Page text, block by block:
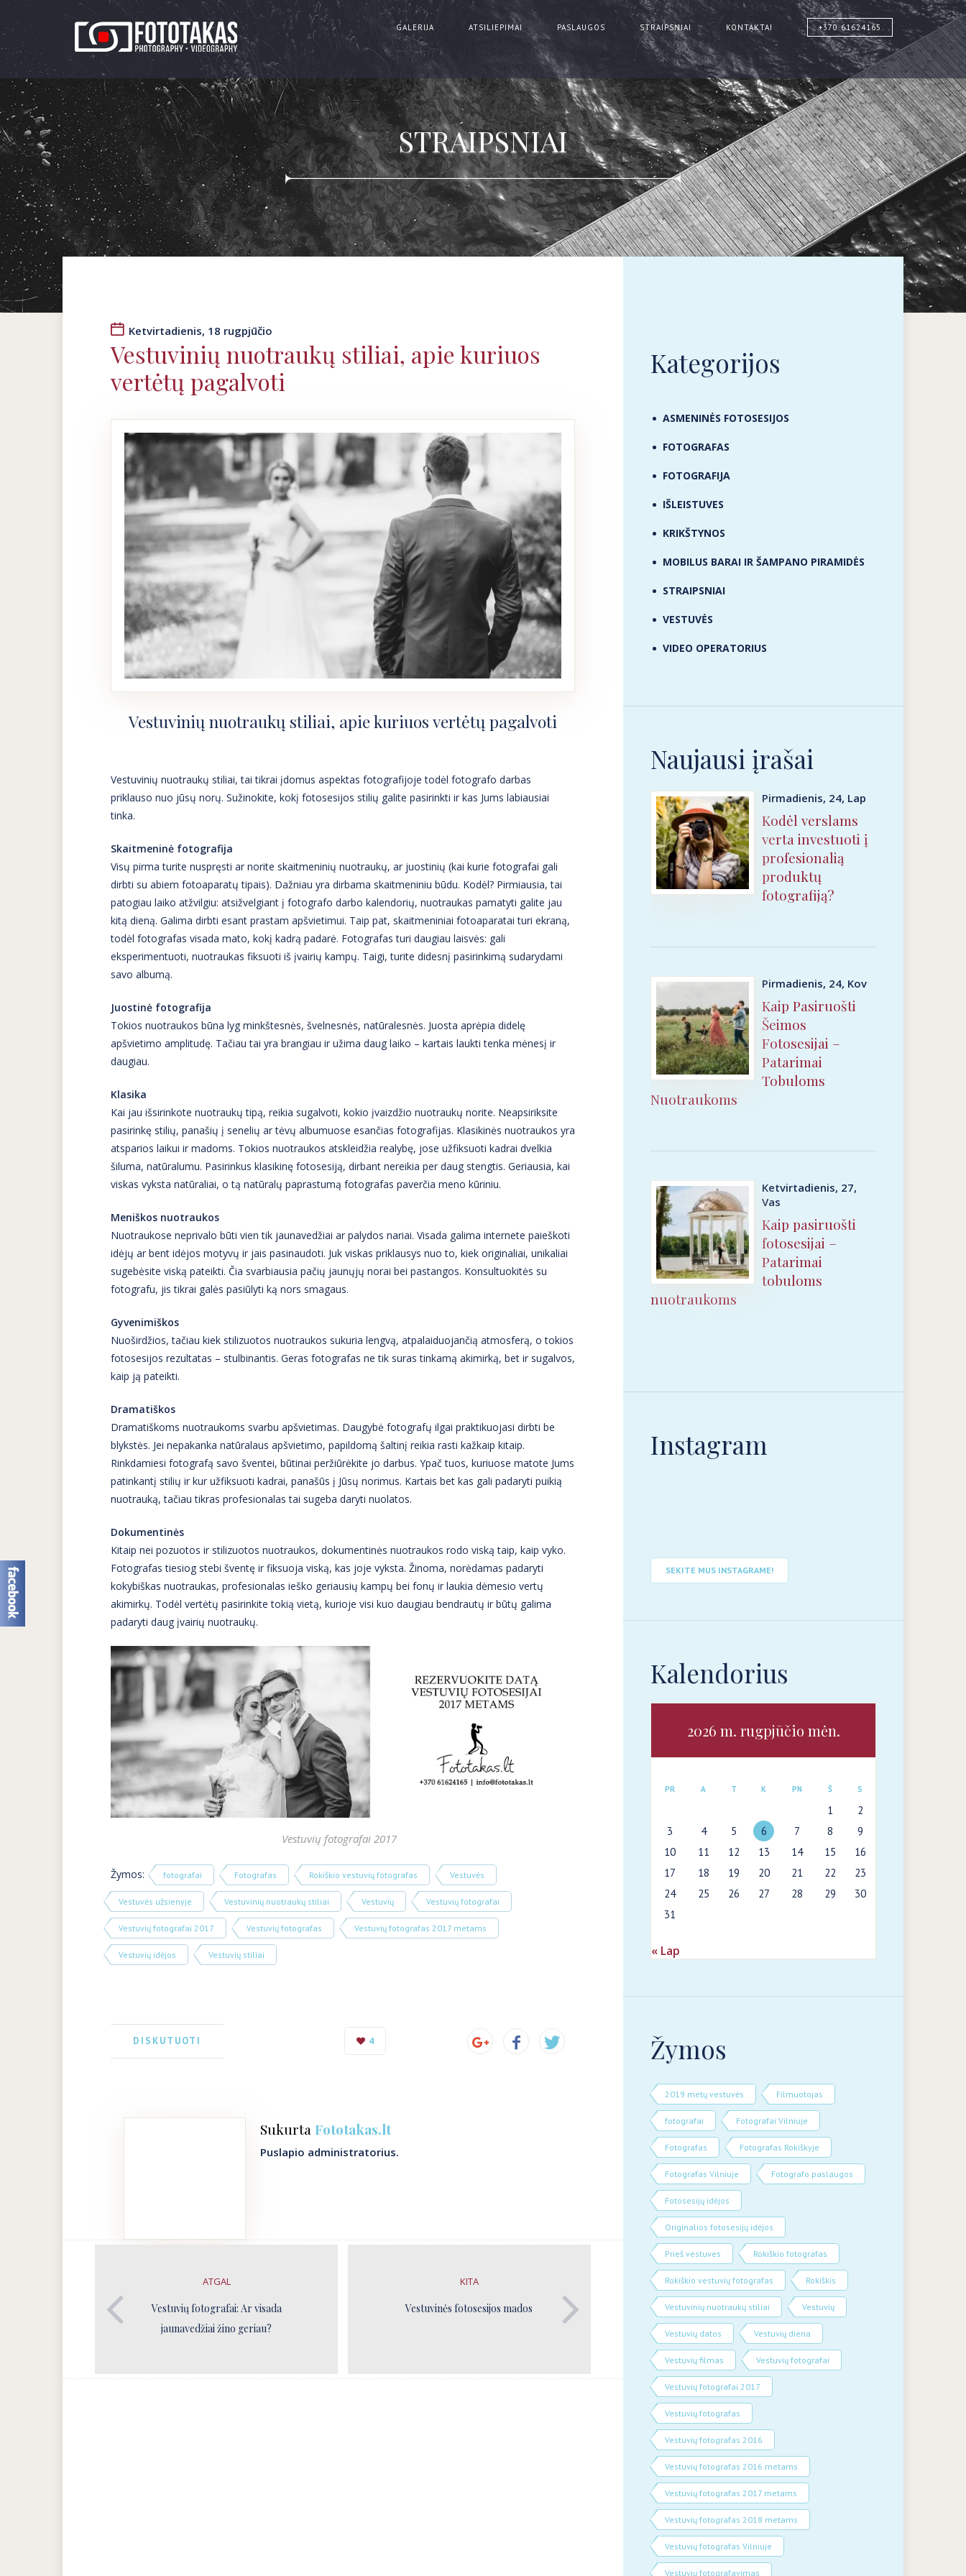
GALERIJA ATSILIEPIMAI PASLAUGOS STRAIPSNIAI KONTAKTAI +370 61624165
STRAIPSNIAI
Ketvirtadienis, 18 rugpjūčio
Vestuvinių nuotraukų stiliai, apie kuriuos
vertėtų pagalvoti
Vestuvinių nuotraukų stiliai, apie kuriuos vertėtų pagalvoti
Vestuvinių nuotraukų stiliai, tai tikrai įdomus aspektas fotografijoje todėl fotografo darbas
priklauso nuo jūsų norų. Sužinokite, kokį fotosesijos stilių galite pasirinkti ir kas Jums labiausiai
tinka.
Skaitmeninė fotografija
Visų pirma turite nuspręsti ar norite skaitmeninių nuotraukų, ar juostinių (kai kurie fotografai gali
dirbti su abiem fotoaparatų tipais). Dažniau yra dirbama skaitmeniniu būdu. Kodėl? Pirmiausia, tai
patogiau laiko atžvilgiu: atsižvelgiant į fotografo darbo kalendorių, nuotraukas pamatyti galite jau
kitą dieną. Galima dirbti esant prastam apšvietimui. Taip pat, skaitmeniniai fotoaparatai turi ekraną,
todėl fotografas visada mato, kokį kadrą padarė. Fotografas turi daugiau laisvės: gali
eksperimentuoti, nuotraukas fiksuoti iš įvairių kampų. Taigi, turite didesnį pasirinkimą sudarydami
savo albumą.
Juostinė fotografija
Tokios nuotraukos būna lyg minkštesnės, švelnesnės, natūralesnės. Juosta aprėpia didelę
apšvietimo amplitudę. Tačiau tai yra brangiau ir užima daug laiko – kartais laukti tenka mėnesį ir
daugiau.
Klasika
Kai jau išsirinkote nuotraukų tipą, reikia sugalvoti, kokio įvaizdžio nuotraukų norite. Neapsiriksite
pasirinkę stilių, panašių į senelių ar tėvų albumuose esančias fotografijas. Klasikinės nuotraukos yra
atsparios laikui ir madoms. Tokios nuotraukos atskleidžia realybę, jose užfiksuoti kadrai dvelkia
šiluma, natūralumu. Pasirinkus klasikinę fotosesiją, dirbant nereikia per daug stengtis. Geriausia, kai
viskas vyksta natūraliai, o tą natūralų paprastumą fotografas paverčia meno kūriniu.
Meniškos nuotraukos
Nuotraukose neprivalo būti vien tik jaunavedžiai ar palydos nariai. Visada galima internete paieškoti
idėjų ar bent idėjos motyvų ir jais pasinaudoti. Juk viskas priklausys nuo to, kiek originaliai, unikaliai
sugebėsite viską pateikti. Čia svarbiausia pačių jaunųjų norai bei pastangos. Konsultuokitės su
fotografu, jis tikrai galės pasiūlyti ką nors smagaus.
Gyvenimiškos
Nuoširdžios, tačiau kiek stilizuotos nuotraukos sukuria lengvą, atpalaiduojančią atmosferą, o tokios
fotosesijos rezultatas – stulbinantis. Geras fotografas ne tik suras tinkamą akimirką, bet ir sugalvos,
kaip ją pateikti.
Dramatiškos
Dramatiškoms nuotraukoms svarbu apšvietimas. Daugybė fotografų ilgai praktikuojasi dirbti be
blykstės. Jei nepakanka natūralaus apšvietimo, papildomą šaltinį reikia rasti kažkaip kitaip.
Rinkdamiesi fotografą savo šventei, būtinai peržiūrėkite jo darbus. Ypač tuos, kuriuose matote Jums
patinkantį stilių ir kur užfiksuoti kadrai, panašūs į Jūsų norimus. Kartais bet kas gali padaryti puikią
nuotrauką, tačiau tikras profesionalas tai sugeba daryti nuolatos.
Dokumentinės
Kitaip nei pozuotos ir stilizuotos nuotraukos, dokumentinės nuotraukos rodo viską taip, kaip vyko.
Fotografas tiesiog stebi šventę ir fiksuoja viską, kas joje vyksta. Žinoma, norėdamas padaryti
kokybiškas nuotraukas, profesionalas ieško geriausių kampų bei fonų ir laukia dėmesio vertų
akimirkų. Todėl vertėtų pasirinkite tokią vietą, kurioje visi kuo daugiau bendrautų ir būtų galima
padaryti daug įvairių nuotraukų.
Vestuvių fotografai 2017
Žymos: fotografai Fotografas Rokiškio vestuvių fotografas Vestuvės
Vestuvės užsienyje Vestuvinių nuotraukų stiliai Vestuvių Vestuvių fotografai
Vestuvių fotografai 2017 Vestuvių fotografas Vestuvių fotografas 2017 metams
Vestuvių idėjos Vestuvių stiliai
DISKUTUOTI 4
Sukurta Fototakas.lt
Puslapio administratorius.
ATGAL
Vestuvių fotografai: Ar visada
jaunavedžiai žino geriau?
KITA
Vestuvinės fotosesijos mados
Kategorijos
ASMENINĖS FOTOSESIJOS
FOTOGRAFAS
FOTOGRAFIJA
IŠLEISTUVES
KRIKŠTYNOS
MOBILUS BARAI IR ŠAMPANO PIRAMIDĖS
STRAIPSNIAI
VESTUVĖS
VIDEO OPERATORIUS
Naujausi įrašai
Pirmadienis, 24, Lap
Kodėl verslams
verta investuoti į
profesionalią
produktų
fotografiją?
Pirmadienis, 24, Kov
Kaip Pasiruošti
Šeimos
Fotosesijai –
Patarimai
Tobuloms
Nuotraukoms
Ketvirtadienis, 27,
Vas
Kaip pasiruošti
fotosesijai –
Patarimai
tobuloms
nuotraukoms
Instagram
SEKITE MUS INSTAGRAME!
Kalendorius
2026 m. rugpjūčio mėn.
PR A T K PN Š S
1
2
3
4 5 6 7 8
9
10
11 12 13 14 15
16
17
18 19 20 21 22
23
24
25 26 27 28 29
30
31
« Lap
Žymos
2019 metų vestuvės Filmuotojas
fotografai Fotografai Vilniuje
Fotografas Fotografas Rokiškyje
Fotografas Vilniuje Fotografo paslaugos
Fotosesijų idėjos
Originalios fotosesijų idėjos
Prieš vestuves Rokiškio fotografas
Rokiškio vestuvių fotografas Rokiškis
Vestuvinių nuotraukų stiliai Vestuvių
Vestuvių datos Vestuvių diena
Vestuvių filmas Vestuvių fotografai
Vestuvių fotografai 2017
Vestuvių fotografas
Vestuvių fotografas 2016
Vestuvių fotografas 2016 metams
Vestuvių fotografas 2017 metams
Vestuvių fotografas 2018 metams
Vestuvių fotografas Vilniuje
Vestuvių fotografavimas